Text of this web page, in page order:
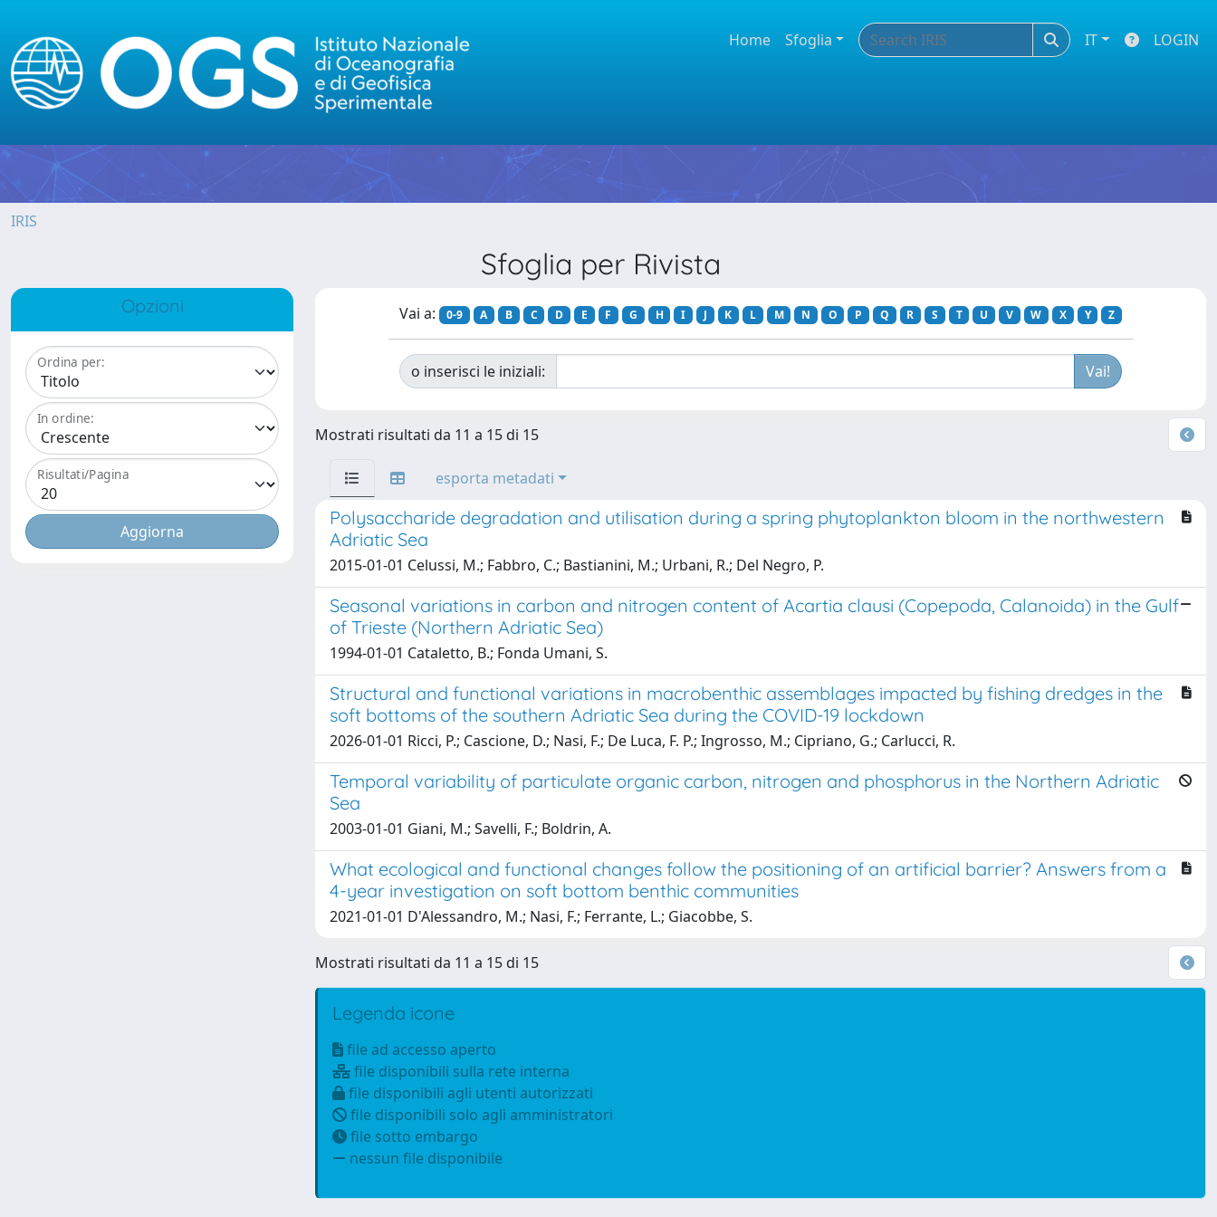
Home Sfoglia IT LOGIN
IRIS
Sfoglia per Rivista
Opzioni
Ordina per:
In ordine:
Risultati/Pagina
Vai a: 0-9 A B C D E F G H I J K L M N O P Q R S T U V W X Y Z
o inserisci le iniziali:
Mostrati risultati da 11 a 15 di 15
esporta metadati
Polysaccharide degradation and utilisation during a spring phytoplankton bloom in the northwestern
Adriatic Sea
2015-01-01 Celussi, M.; Fabbro, C.; Bastianini, M.; Urbani, R.; Del Negro, P.
Seasonal variations in carbon and nitrogen content of Acartia clausi (Copepoda, Calanoida) in the Gulf
of Trieste (Northern Adriatic Sea)
1994-01-01 Cataletto, B.; Fonda Umani, S.
Structural and functional variations in macrobenthic assemblages impacted by fishing dredges in the
soft bottoms of the southern Adriatic Sea during the COVID-19 lockdown
2026-01-01 Ricci, P.; Cascione, D.; Nasi, F.; De Luca, F. P.; Ingrosso, M.; Cipriano, G.; Carlucci, R.
Temporal variability of particulate organic carbon, nitrogen and phosphorus in the Northern Adriatic
Sea
2003-01-01 Giani, M.; Savelli, F.; Boldrin, A.
What ecological and functional changes follow the positioning of an artificial barrier? Answers from a
4-year investigation on soft bottom benthic communities
2021-01-01 D'Alessandro, M.; Nasi, F.; Ferrante, L.; Giacobbe, S.
Mostrati risultati da 11 a 15 di 15
Legenda icone
file ad accesso aperto
file disponibili sulla rete interna
file disponibili agli utenti autorizzati
file disponibili solo agli amministratori
file sotto embargo
nessun file disponibile